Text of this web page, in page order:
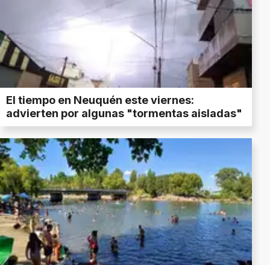
El tiempo en Neuquén este viernes:
advierten por algunas "tormentas aisladas"